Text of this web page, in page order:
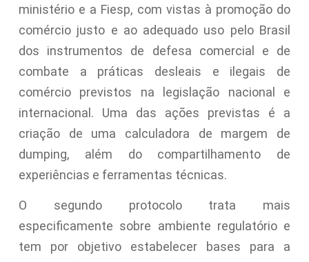
ministério e a Fiesp, com vistas à promoção do
comércio justo e ao adequado uso pelo Brasil
dos instrumentos de defesa comercial e de
combate a práticas desleais e ilegais de
comércio previstos na legislação nacional e
internacional. Uma das ações previstas é a
criação de uma calculadora de margem de
dumping, além do compartilhamento de
experiências e ferramentas técnicas.
O segundo protocolo trata mais
especificamente sobre ambiente regulatório e
tem por objetivo estabelecer bases para a